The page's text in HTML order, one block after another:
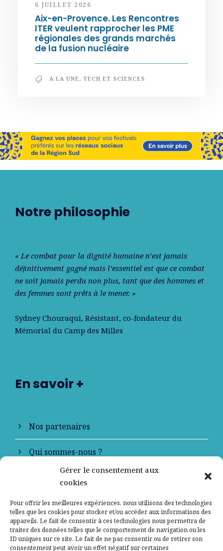
Gérer le consentement aux
cookies
Pour offrir les meilleures expériences, nous utilisons des technologies
telles que les cookies pour stocker et/ou accéder aux informations des
appareils. Le fait de consentir à ces technologies nous permettra de
traiter des données telles que le comportement de navigation ou les
ID uniques sur ce site. Le fait de ne pas consentir ou de retirer son
consentement peut avoir un effet négatif sur certaines
6 JUILLET 2026
Aix-en-Provence. Les Rencontres
ITER veulent rapprocher les PME
régionales des grands marchés
de la fusion nucléaire
A LA UNE, TECH ET SCIENCES
Notre philosophie
« Le combat pour la dignité humaine n’est jamais
déﬁnitivement gagné mais l’essentiel est que ce combat
ne soit jamais perdu non plus, tant que des hommes et
des femmes sont prêts à le mener. »
Sydney Chouraqui, Résistant, co-fondateur du
Mémorial du Camp des Milles
En savoir +
Nos partenaires
Qui sommes-nous ?
Contactez-nous
Mentions légales
Politique de confidentialité